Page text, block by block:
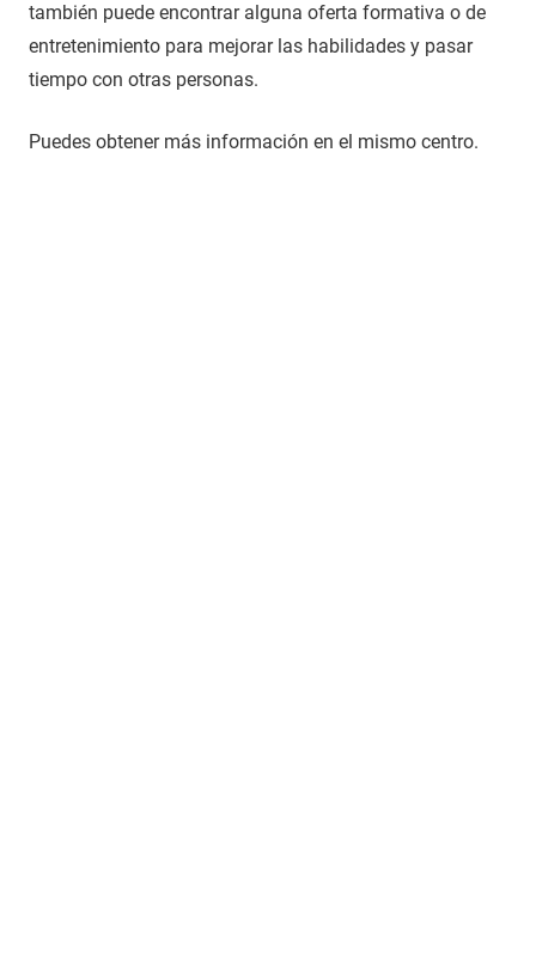
también puede encontrar alguna oferta formativa o de
entretenimiento para mejorar las habilidades y pasar
tiempo con otras personas.
Puedes obtener más información en el mismo centro.